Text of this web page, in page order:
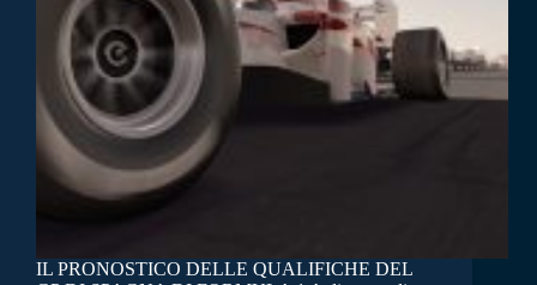
IL PRONOSTICO DELLE QUALIFICHE DEL